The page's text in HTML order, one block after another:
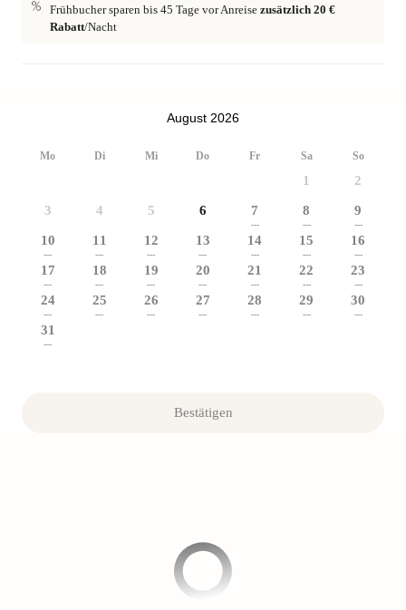
Frühbucher sparen bis 45 Tage vor Anreise zusätzlich 20 €
Rabatt/Nacht
August 2026
Mo Di Mi Do Fr Sa So
1 2
3 4 5 6 7
---
8
---
9
---
10
---
11
---
12
---
13
---
14
---
15
---
16
---
17
---
18
---
19
---
20
---
21
---
22
---
23
---
24
---
25
---
26
---
27
---
28
---
29
---
30
---
31
---
Bestätigen